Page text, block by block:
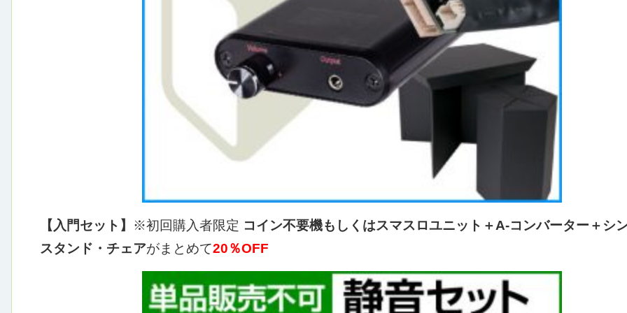
【入門セット】 ※初回購入者限定 コイン不要機もしくはスマスロユニット＋A-コンバーター＋シ
スタンド・チェアがまとめて20％OFF